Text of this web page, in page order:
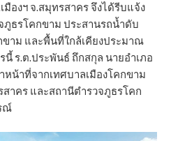
มืองฯ จ.สมุทรสาคร จึงได้รีบแจ้ง
ธรโคกขาม ประสานรถน้ำดับ
ขาม และพื้นที่ใกล้เคียงประมาณ
นี้ ร.ต.ประพันธ์ ถึกสกุล นายอำเภอ
หน้าที่จากเทศบาลเมืองโคกขาม
าคร และสถานีตำรวจภูธรโคก
ณ์